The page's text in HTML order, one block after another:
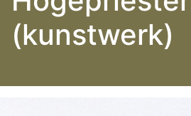
(kunstwerk)